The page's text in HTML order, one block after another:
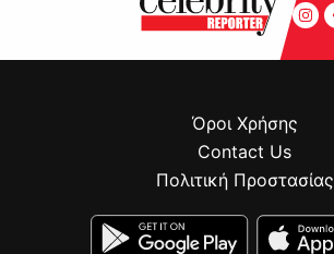
Όροι Χρήσης
Contact Us
Πολιτική Προστασίας